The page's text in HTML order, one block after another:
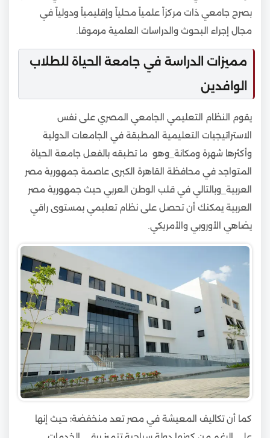
بصرح جامعي ذات مركزاً علمياً محلياً وإقليمياً ودولياً في
مجال إجراء البحوث والدراسات العلمية مرموقا.
مميزات الدراسة في جامعة الحياة للطلاب
الوافدين
يقوم النظام التعليمي الجامعي المصري على نفس
الاستراتيجيات التعليمية المطبقة في الجامعات الدولية
وأكثرها شهرة ومكانة_وهو ما تطبقه بالفعل جامعة الحياة
المتواجد في محافظة القاهرة الكبرى عاصمة جمهورية مصر
العربية_وبالتالي في قلب الوطن العربي حيث جمهورية مصر
العربية يمكنك أن تحصل على نظام تعليمي بمستوى راقي
يضاهي الأوروبي والأمريكي.
كما أن تكاليف المعيشة في مصر تعد منخفضة؛ حيث إنها